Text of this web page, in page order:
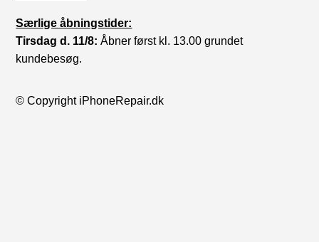
Særlige åbningstider:
Tirsdag d. 11/8: Åbner først kl. 13.00 grundet
kundebesøg.
© Copyright iPhoneRepair.dk